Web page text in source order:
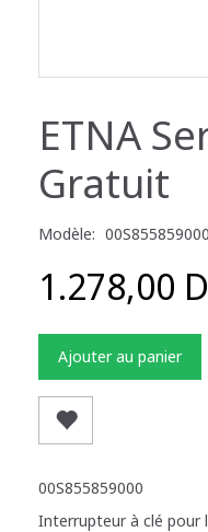
ETNA
Gratuit
Modèle: 00S855859000
1.278,00
Ajouter au panier
00S855859000
Interrupteur à clé